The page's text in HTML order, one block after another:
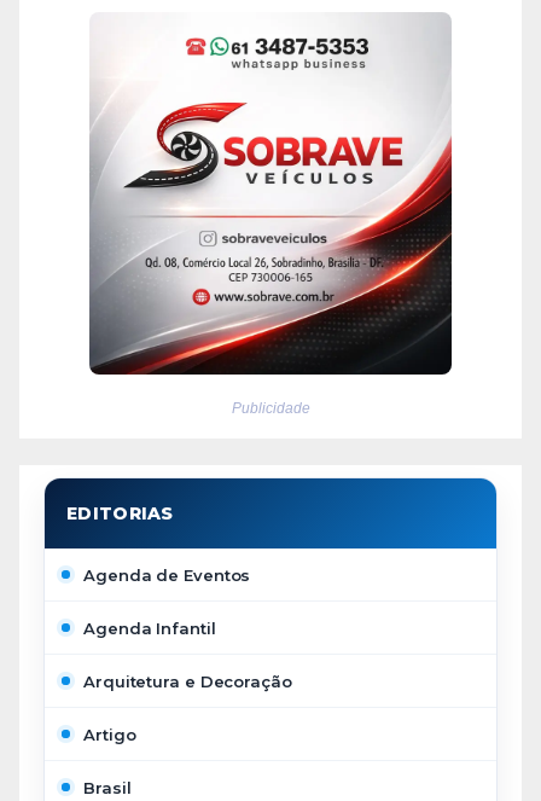
Publicidade
Agenda de Eventos
Agenda Infantil
Arquitetura e Decoração
Artigo
Brasil